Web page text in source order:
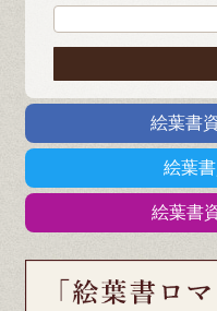
絵葉書
絵葉
絵葉書